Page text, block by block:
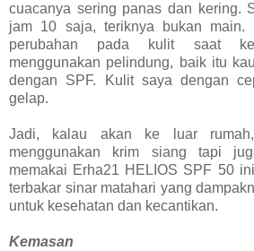
cuacanya sering panas dan kering.
jam 10 saja, teriknya bukan main.
perubahan pada kulit saat
menggunakan pelindung, baik itu
dengan SPF. Kulit saya dengan
gelap.
Jadi, kalau akan ke luar
menggunakan krim siang tapi
memakai Erha21 HELIOS SPF 50
terbakar sinar matahari yang
untuk kesehatan dan kecantikan.
Kemasan